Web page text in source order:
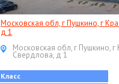
Московская обл, г Пушкино, г
д 1
Московская обл, г Пушкино, г
Свердлова, д 1
Класс